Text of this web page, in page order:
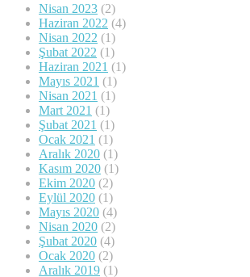
Nisan 2023 (2)
Haziran 2022 (4)
Nisan 2022 (1)
Şubat 2022 (1)
Haziran 2021 (1)
Mayıs 2021 (1)
Nisan 2021 (1)
Mart 2021 (1)
Şubat 2021 (1)
Ocak 2021 (1)
Aralık 2020 (1)
Kasım 2020 (1)
Ekim 2020 (2)
Eylül 2020 (1)
Mayıs 2020 (4)
Nisan 2020 (2)
Şubat 2020 (4)
Ocak 2020 (2)
Aralık 2019 (1)